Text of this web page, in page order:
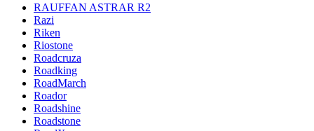
RAUFFAN ASTRAR R2
Razi
Riken
Riostone
Roadcruza
Roadking
RoadMarch
Roador
Roadshine
Roadstone